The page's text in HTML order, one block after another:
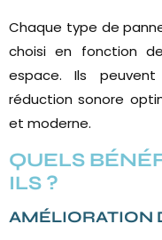
Chaque type de
choisi en fonction
espace. Ils
réduction sonore
et moderne.
QUELS
ILS ?
AMÉLIORATION